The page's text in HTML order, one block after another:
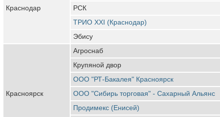
Краснодар
РСК
ТРИО XXI (Краснодар)
Эбису
Красноярск
Агроснаб
Крупяной двор
ООО "РТ-Бакалея" Красноярск
ООО "Сибирь торговая" - Сахарный Альянс
Продимекс (Енисей)